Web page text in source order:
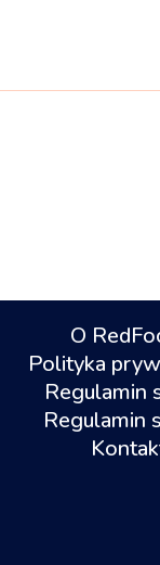
O
Polityka
Regulamin
Regulamin